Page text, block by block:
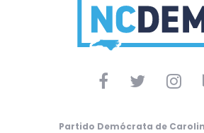
Partido Demócrata de